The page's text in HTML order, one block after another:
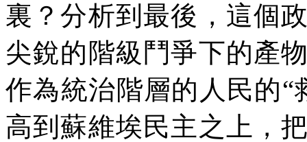
裏？分析到最後，這個
尖銳的階級鬥爭下的產
作為統治階層的人民的
高到蘇維埃民主之上，